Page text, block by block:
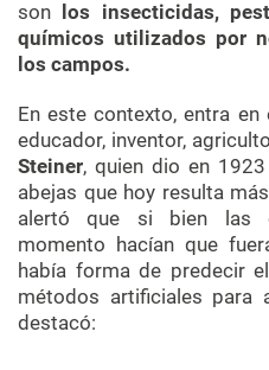
son los insecticidas,
químicos utilizados por
los campos.
En este contexto, entra
educador, inventor,
Steiner, quien dio en
abejas que hoy resulta
alertó que si bien las
momento hacían que
había forma de predecir
métodos artificiales para
destacó: